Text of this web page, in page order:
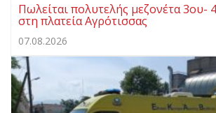
Πωλείται πολυτελής μεζονέτα 3ου-
στη πλατεία Αγρότισσας
07.08.2026